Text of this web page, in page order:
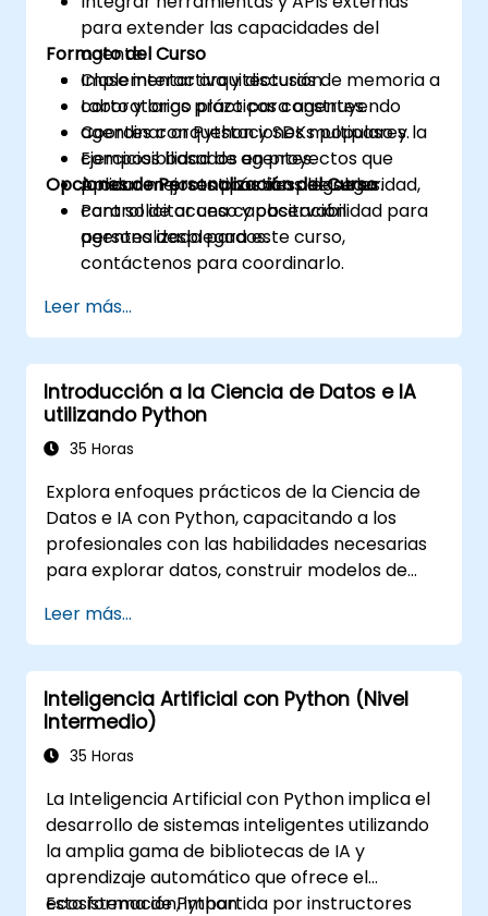
para extender las capacidades del
agente.
Implementar arquitecturas de memoria a
corto y largo plazo para agentes.
Coordinar orquestaciones multipaso y la
composibilidad de agentes.
Aplicar mejores prácticas de seguridad,
control de acceso y observabilidad para
agentes desplegados.
Formato del Curso
Clase interactiva y discusión.
Laboratorios prácticos construyendo
agentes con Python y SDKs populares.
Ejercicios basados en proyectos que
producen prototipos desplegables.
Opciones de Personalización del Curso
Para solicitar una capacitación
personalizada para este curso,
contáctenos para coordinarlo.
Leer más...
Introducción a la Ciencia de Datos e IA
utilizando Python
35 Horas
Explora enfoques prácticos de la Ciencia de
Datos e IA con Python, capacitando a los
profesionales con las habilidades necesarias
para explorar datos, construir modelos de
aplicaciones basadas en IA en entornos
empresariales. Aborda los flujos de trabajo
CRISP-DM, análisis estadístico, aprendizaje
supervisado y no supervisado, aprendizaje
profundo con Tensorflow, procesamiento del
lenguaje natural, big data con Spark y
para principiantes que buscan una
certificación en ciencia de datos con Python y
formación analítica orientada a la inserción
laboral.
Leer más...
Inteligencia Artificial con Python (Nivel
Intermedio)
35 Horas
La Inteligencia Artificial con Python implica el
desarrollo de sistemas inteligentes utilizando
la amplia gama de bibliotecas de IA y
aprendizaje automático que ofrece el
ecosistema de Python.
Esta formación, impartida por instructores